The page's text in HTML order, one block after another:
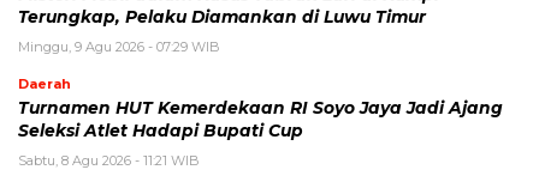
Terungkap, Pelaku Diamankan di Luwu Timur
Minggu, 9 Agu 2026 - 07:29 WIB
Daerah
Turnamen HUT Kemerdekaan RI Soyo Jaya Jadi Ajang
Seleksi Atlet Hadapi Bupati Cup
Sabtu, 8 Agu 2026 - 11:21 WIB